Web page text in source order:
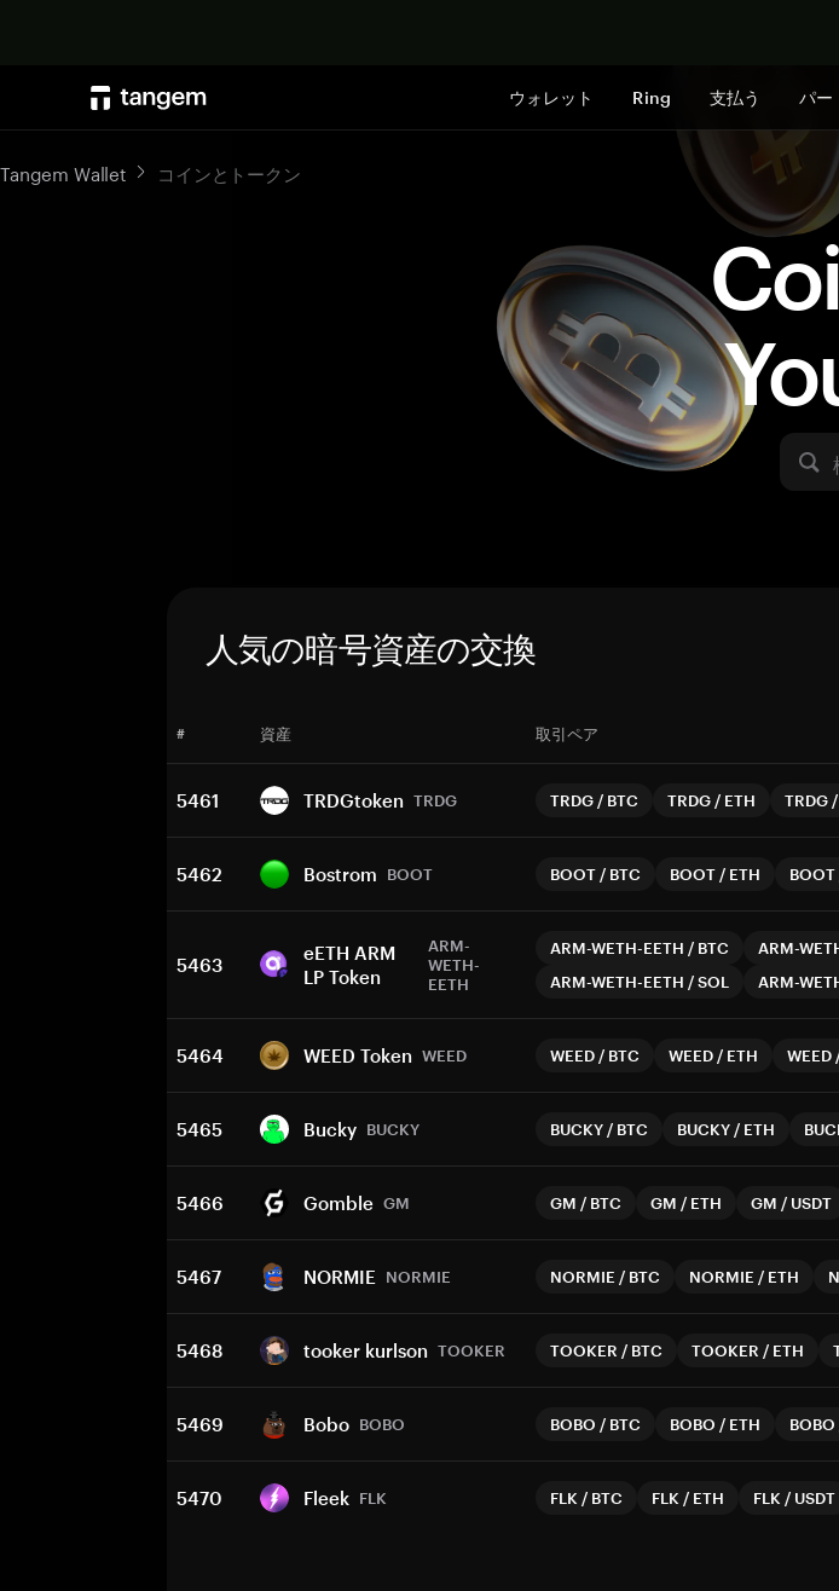
ウォレット Ring 支払う パー
Tangem Wallet コインとトークン
人気の暗号資産の交換
# 資産 取引ペア
5461 TRDGtoken TRDG TRDG / BTC TRDG / ETH TRDG /
5462 Bostrom BOOT BOOT / BTC BOOT / ETH BOOT
5463
eETH ARM
LP Token
ARM-
WETH-
EETH
ARM-WETH-EETH / BTC ARM-
ARM-WETH-EETH /SOL ARM-
5464 WEED Token WEED WEED / BTC WEED / ETH WEED
5465 Bucky BUCKY BUCKY / BTC BUCKY / ETH
5466 Gomble GM GM / BTC GM / ETH GM / USDT
5467 NORMIE NORMIE NORMIE / BTC NORMIE / ETH
5468 tooker kurlson TOOKER TOOKER / BTC TOOKER / ETH
5469 Bobo BOBO BOBO / BTC BOBO / ETH BOBO
5470 Fleek FLK FLK / BTC FLK / ETH FLK / USDT